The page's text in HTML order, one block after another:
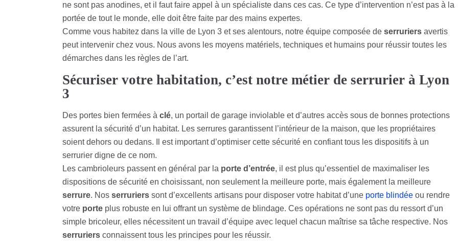
ne sont pas anodines, et il faut faire appel à un spécialiste dans ces cas. Ce type d’intervention n’est pas à la
portée de tout le monde, elle doit être faite par des mains expertes.
Comme vous habitez dans la ville de Lyon 3 et ses alentours, notre équipe composée de serruriers avertis
peut intervenir chez vous. Nous avons les moyens matériels, techniques et humains pour réussir toutes les
démarches dans les règles de l’art.
Sécuriser votre habitation, c’est notre métier de serrurier à Lyon
3
Des portes bien fermées à clé, un portail de garage inviolable et d’autres accès sous de bonnes protections
assurent la sécurité d’un habitat. Les serrures garantissent l’intérieur de la maison, que les propriétaires
soient dehors ou dedans. Il est important d’optimiser cette sécurité en confiant tous les dispositifs à un
serrurier digne de ce nom.
Les cambrioleurs passent en général par la porte d’entrée, il est plus qu’essentiel de maximaliser les
dispositions de sécurité en choisissant, non seulement la meilleure porte, mais également la meilleure
serrure. Nos serruriers sont d’excellents artisans pour disposer votre habitat d’une porte blindée ou rendre
votre porte plus robuste en lui offrant un système de blindage. Ces opérations ne sont pas du ressort d’un
simple bricoleur, elles nécessitent un travail d’équipe avec lequel chacun maîtrise sa tâche respective. Nos
serruriers connaissent tous les principes pour les réussir.